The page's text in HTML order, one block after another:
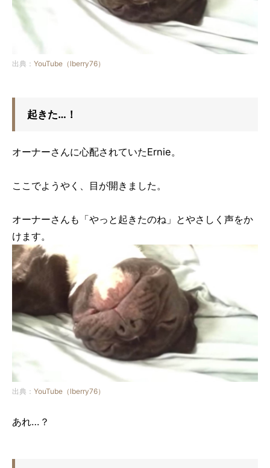
出典： YouTube（lberry76）
起きた…！
オーナーさんに心配されていたErnie。
ここでようやく、目が開きました。
オーナーさんも「やっと起きたのね」とやさしく声をか
けます。
出典： YouTube（lberry76）
あれ…？